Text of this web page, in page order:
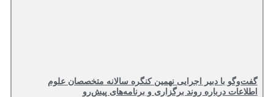
گفت‌وگو با دبیر اجرایی نهمین کنگره سالانه متخصصان علوم
اطلاعات درباره روند برگزاری و برنامه‌های پیش‌رو